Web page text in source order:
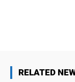
RELATED